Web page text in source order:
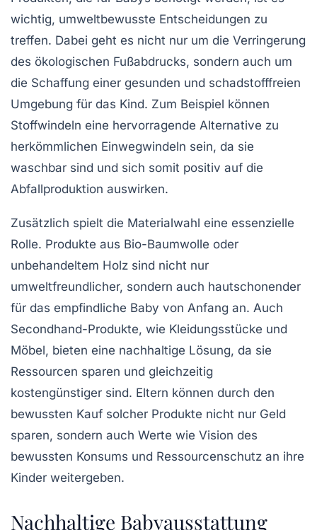
wichtig, umweltbewusste Entscheidungen zu
treffen. Dabei geht es nicht nur um die Verringerung
des ökologischen Fußabdrucks, sondern auch um
die Schaffung einer gesunden und schadstofffreien
Umgebung für das Kind. Zum Beispiel können
Stoffwindeln eine hervorragende Alternative zu
herkömmlichen Einwegwindeln sein, da sie
waschbar sind und sich somit positiv auf die
Abfallproduktion auswirken.
Zusätzlich spielt die Materialwahl eine essenzielle
Rolle. Produkte aus Bio-Baumwolle oder
unbehandeltem Holz sind nicht nur
umweltfreundlicher, sondern auch hautschonender
für das empfindliche Baby von Anfang an. Auch
Secondhand-Produkte, wie Kleidungsstücke und
Möbel, bieten eine nachhaltige Lösung, da sie
Ressourcen sparen und gleichzeitig
kostengünstiger sind. Eltern können durch den
bewussten Kauf solcher Produkte nicht nur Geld
sparen, sondern auch Werte wie Vision des
bewussten Konsums und Ressourcenschutz an ihre
Kinder weitergeben.
Nachhaltige Babyausstattung